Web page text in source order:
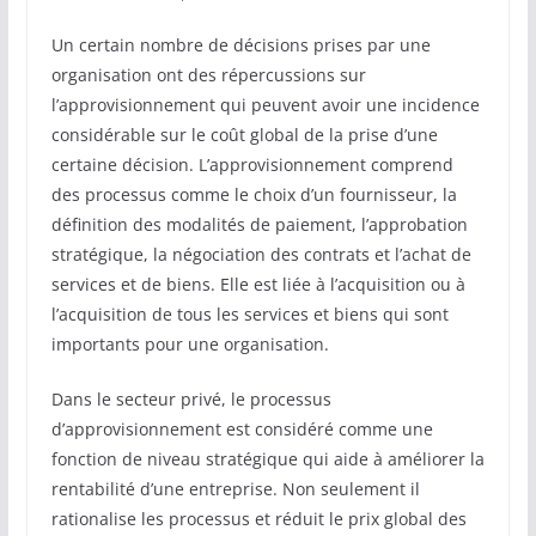
Un certain nombre de décisions prises par une
organisation ont des répercussions sur
l’approvisionnement qui peuvent avoir une incidence
considérable sur le coût global de la prise d’une
certaine décision. L’approvisionnement comprend
des processus comme le choix d’un fournisseur, la
définition des modalités de paiement, l’approbation
stratégique, la négociation des contrats et l’achat de
services et de biens. Elle est liée à l’acquisition ou à
l’acquisition de tous les services et biens qui sont
importants pour une organisation.
Dans le secteur privé, le processus
d’approvisionnement est considéré comme une
fonction de niveau stratégique qui aide à améliorer la
rentabilité d’une entreprise. Non seulement il
rationalise les processus et réduit le prix global des